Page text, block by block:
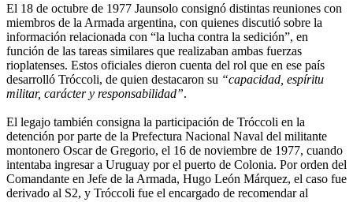
El 18 de octubre de 1977 Jaunsolo consignó distintas reuniones con
miembros de la Armada argentina, con quienes discutió sobre la
información relacionada con “la lucha contra la sedición”, en
función de las tareas similares que realizaban ambas fuerzas
rioplatenses. Estos oficiales dieron cuenta del rol que en ese país
desarrolló Tróccoli, de quien destacaron su “capacidad, espíritu
militar, carácter y responsabilidad”.
El legajo también consigna la participación de Tróccoli en la
detención por parte de la Prefectura Nacional Naval del militante
montonero Oscar de Gregorio, el 16 de noviembre de 1977, cuando
intentaba ingresar a Uruguay por el puerto de Colonia. Por orden del
Comandante en Jefe de la Armada, Hugo León Márquez, el caso fue
derivado al S2, y Tróccoli fue el encargado de recomendar al